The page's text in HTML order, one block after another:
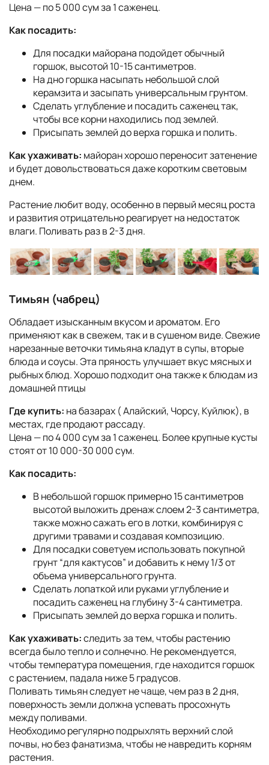
Цена — по 5 000 сум за 1 саженец.
Как посадить:
Для посадки майорана подойдет обычный
горшок, высотой 10-15 сантиметров.
На дно горшка насыпать небольшой слой
керамзита и засыпать универсальным грунтом.
Сделать углубление и посадить саженец так,
чтобы все корни находились под землей.
Присыпать землей до верха горшка и полить.
Как ухаживать: майоран хорошо переносит затенение
и будет довольствоваться даже коротким световым
днем.
Растение любит воду, особенно в первый месяц роста
и развития отрицательно реагирует на недостаток
влаги. Поливать раз в 2-3 дня.
Тимьян (чабрец)
Обладает изысканным вкусом и ароматом. Его
применяют как в свежем, так и в сушеном виде. Свежие
нарезанные веточки тимьяна кладут в супы, вторые
блюда и соусы. Эта пряность улучшает вкус мясных и
рыбных блюд. Хорошо подходит она также к блюдам из
домашней птицы
Где купить: на базарах ( Алайский, Чорсу, Куйлюк), в
местах, где продают рассаду.
Цена — по 4 000 сум за 1 саженец. Более крупные кусты
стоят от 10 000-30 000 сум.
Как посадить:
В небольшой горшок примерно 15 сантиметров
высотой выложить дренаж слоем 2-3 сантиметра,
также можно сажать его в лотки, комбинируя с
другими травами и создавая композицию.
Для посадки советуем использовать покупной
грунт “для кактусов” и добавить к нему 1/3 от
объема универсального грунта.
Сделать лопаткой или руками углубление и
посадить саженец на глубину 3-4 сантиметра.
Присыпать землей до верха горшка и полить.
Как ухаживать:следить за тем, чтобы растению
всегда было тепло и солнечно. Не рекомендуется,
чтобы температура помещения, где находится горшок
с растением, падала ниже 5 градусов.
Поливать тимьян следует не чаще, чем раз в 2 дня,
поверхность земли должна успевать просохнуть
между поливами.
Необходимо регулярно подрыхлять верхний слой
почвы, но без фанатизма, чтобы не навредить корням
растения.